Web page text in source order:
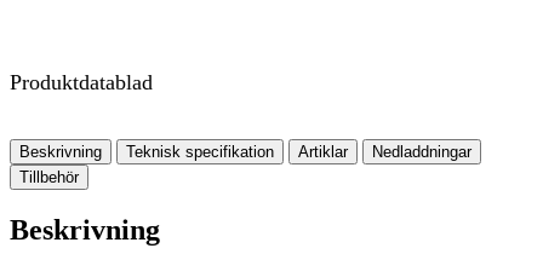
Produktdatablad
Beskrivning Teknisk specifikation Artiklar
Nedladdningar
Tillbehör
Beskrivning